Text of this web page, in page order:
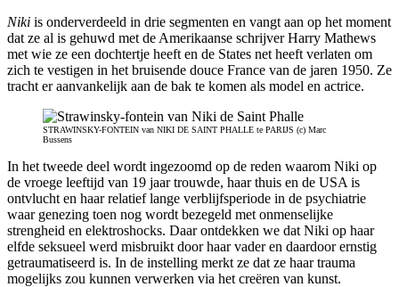
Niki is onderverdeeld in drie segmenten en vangt aan op het moment
dat ze al is gehuwd met de Amerikaanse schrijver Harry Mathews
met wie ze een dochtertje heeft en de States net heeft verlaten om
zich te vestigen in het bruisende douce France van de jaren 1950. Ze
tracht er aanvankelijk aan de bak te komen als model en actrice.
STRAWINSKY-FONTEIN van NIKI DE SAINT PHALLE te PARIJS (c) Marc
Bussens
In het tweede deel wordt ingezoomd op de reden waarom Niki op
de vroege leeftijd van 19 jaar trouwde, haar thuis en de USA is
ontvlucht en haar relatief lange verblijfsperiode in de psychiatrie
waar genezing toen nog wordt bezegeld met onmenselijke
strengheid en elektroshocks. Daar ontdekken we dat Niki op haar
elfde seksueel werd misbruikt door haar vader en daardoor ernstig
getraumatiseerd is. In de instelling merkt ze dat ze haar trauma
mogelijks zou kunnen verwerken via het creëren van kunst.